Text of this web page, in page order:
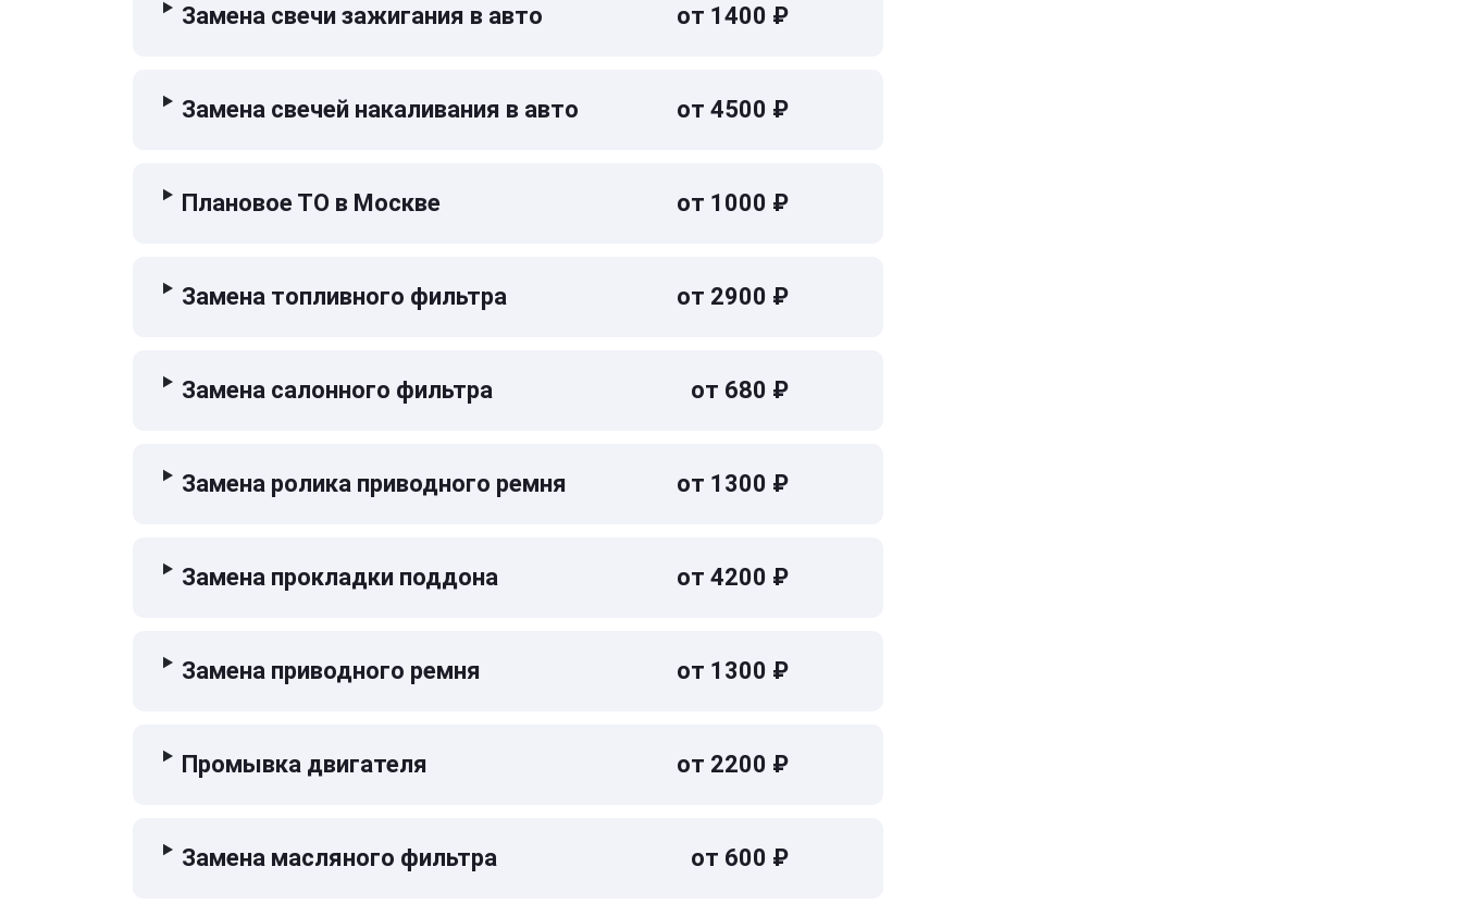
Замена свечи зажигания в авто от 1400 ₽
Замена свечей накаливания в авто от 4500 ₽
Плановое ТО в Москве от 1000 ₽
Замена топливного фильтра от 2900 ₽
Замена салонного фильтра от 680 ₽
Замена ролика приводного ремня от 1300 ₽
Замена прокладки поддона от 4200 ₽
Замена приводного ремня от 1300 ₽
Промывка двигателя от 2200 ₽
Замена масляного фильтра от 600 ₽